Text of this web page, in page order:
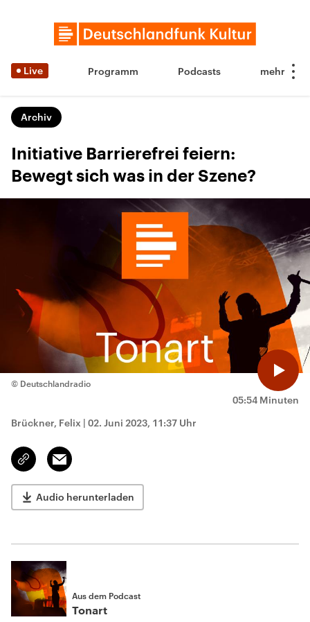
Live Programm Podcasts
Archiv
Initiative Barrierefrei feiern:
Bewegt sich was in der Szene?
05:54 Minuten
© Deutschlandradio
Brückner, Felix | 02. Juni 2023, 11:37 Uhr
Link
kopieren/teilen
Email
Audio herunterladen
Aus dem Podcast
Tonart